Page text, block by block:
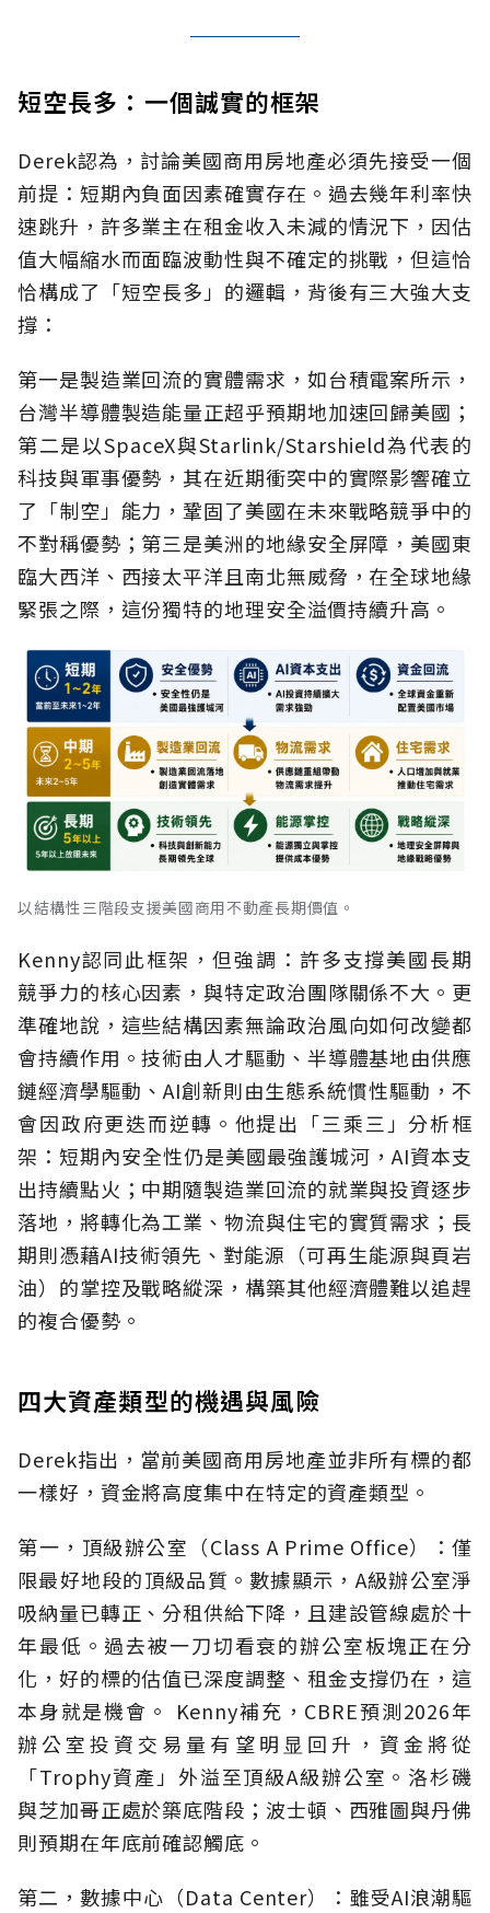
短空長多：一個誠實的框架
Derek認為，討論美國商用房地產必須先接受一個
前提：短期內負面因素確實存在。過去幾年利率快
速跳升，許多業主在租金收入未減的情況下，因估
值大幅縮水而面臨波動性與不確定的挑戰，但這恰
恰構成了「短空長多」的邏輯，背後有三大強大支
撐：
第一是製造業回流的實體需求，如台積電案所示，
台灣半導體製造能量正超乎預期地加速回歸美國；
第二是以SpaceX與Starlink/Starshield為代表的
科技與軍事優勢，其在近期衝突中的實際影響確立
了「制空」能力，鞏固了美國在未來戰略競爭中的
不對稱優勢；第三是美洲的地緣安全屏障，美國東
臨大西洋、西接太平洋且南北無威脅，在全球地緣
緊張之際，這份獨特的地理安全溢價持續升高。
以結構性三階段支援美國商用不動產長期價值。
Kenny認同此框架，但強調：許多支撐美國長期
競爭力的核心因素，與特定政治團隊關係不大。更
準確地說，這些結構因素無論政治風向如何改變都
會持續作用。技術由人才驅動、半導體基地由供應
鏈經濟學驅動、AI創新則由生態系統慣性驅動，不
會因政府更迭而逆轉。他提出「三乘三」分析框
架：短期內安全性仍是美國最強護城河，AI資本支
出持續點火；中期隨製造業回流的就業與投資逐步
落地，將轉化為工業、物流與住宅的實質需求；長
期則憑藉AI技術領先、對能源（可再生能源與頁岩
油）的掌控及戰略縱深，構築其他經濟體難以追趕
的複合優勢。
四大資產類型的機遇與風險
Derek指出，當前美國商用房地產並非所有標的都
一樣好，資金將高度集中在特定的資產類型。
第一，頂級辦公室（Class A Prime Office）：僅
限最好地段的頂級品質。數據顯示，A級辦公室淨
吸納量已轉正、分租供給下降，且建設管線處於十
年最低。過去被一刀切看衰的辦公室板塊正在分
化，好的標的估值已深度調整、租金支撐仍在，這
本身就是機會。 Kenny補充，CBRE預測2026年
辦公室投資交易量有望明显回升，資金將從
「Trophy資產」外溢至頂級A級辦公室。洛杉磯
與芝加哥正處於築底階段；波士頓、西雅圖與丹佛
則預期在年底前確認觸底。
第二，數據中心（Data Center）：雖受AI浪潮驅